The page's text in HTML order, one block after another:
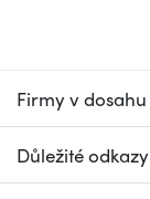
Firmy v dosahu
Důležité odkazy